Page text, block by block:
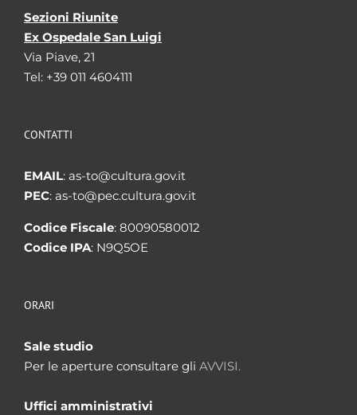
Sezioni Riunite
Ex Ospedale San Luigi
Via Piave, 21
Tel: +39 011 4604111
CONTATTI
EMAIL: as-to@cultura.gov.it
PEC: as-to@pec.cultura.gov.it
Codice Fiscale: 80090580012
Codice IPA: N9Q5OE
ORARI
Sale studio
Per le aperture consultare gli AVVISI.
Uffici amministrativi